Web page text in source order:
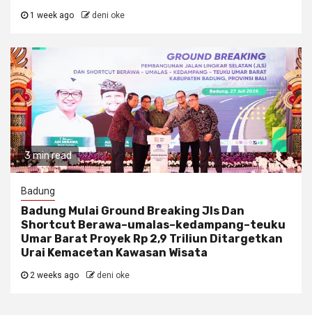
1 week ago deni oke
3 min read
Badung
Badung Mulai Ground Breaking Jls Dan
Shortcut Berawa–umalas–kedampang–teuku
Umar Barat Proyek Rp 2,9 Triliun Ditargetkan
Urai Kemacetan Kawasan Wisata
2 weeks ago deni oke